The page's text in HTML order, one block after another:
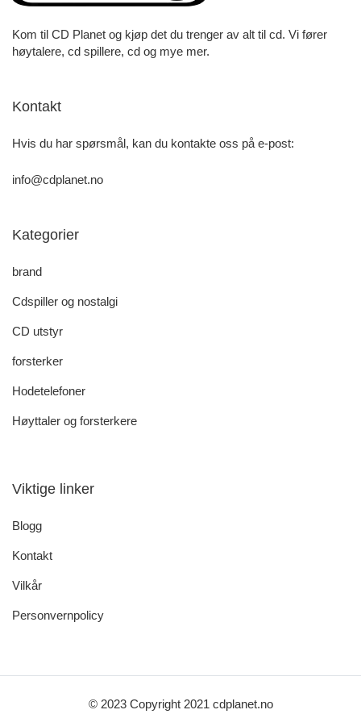
Kom til CD Planet og kjøp det du trenger av alt til cd. Vi fører
høytalere, cd spillere, cd og mye mer.
Kontakt
Hvis du har spørsmål, kan du kontakte oss på e-post:
info@cdplanet.no
Kategorier
brand
Cdspiller og nostalgi
CD utstyr
forsterker
Hodetelefoner
Høyttaler og forsterkere
Viktige linker
Blogg
Kontakt
Vilkår
Personvernpolicy
© 2023 Copyright 2021 cdplanet.no